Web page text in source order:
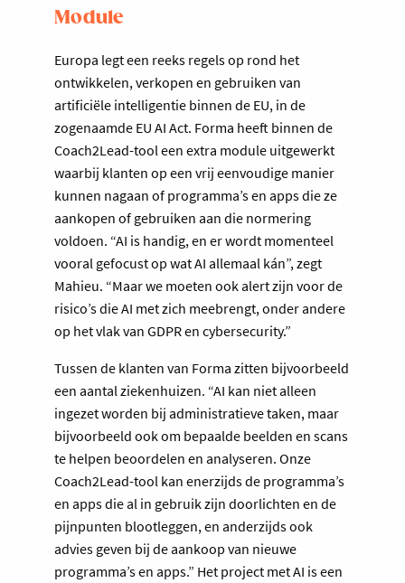
Module
Europa legt een reeks regels op rond het
ontwikkelen, verkopen en gebruiken van
artificiële intelligentie binnen de EU, in de
zogenaamde EU AI Act. Forma heeft binnen de
Coach2Lead-tool een extra module uitgewerkt
waarbij klanten op een vrij eenvoudige manier
kunnen nagaan of programma’s en apps die ze
aankopen of gebruiken aan die normering
voldoen. “AI is handig, en er wordt momenteel
vooral gefocust op wat AI allemaal kán”, zegt
Mahieu. “Maar we moeten ook alert zijn voor de
risico’s die AI met zich meebrengt, onder andere
op het vlak van GDPR en cybersecurity.”
Tussen de klanten van Forma zitten bijvoorbeeld
een aantal ziekenhuizen. “AI kan niet alleen
ingezet worden bij administratieve taken, maar
bijvoorbeeld ook om bepaalde beelden en scans
te helpen beoordelen en analyseren. Onze
Coach2Lead-tool kan enerzijds de programma’s
en apps die al in gebruik zijn doorlichten en de
pijnpunten blootleggen, en anderzijds ook
advies geven bij de aankoop van nieuwe
programma’s en apps.” Het project met AI is een